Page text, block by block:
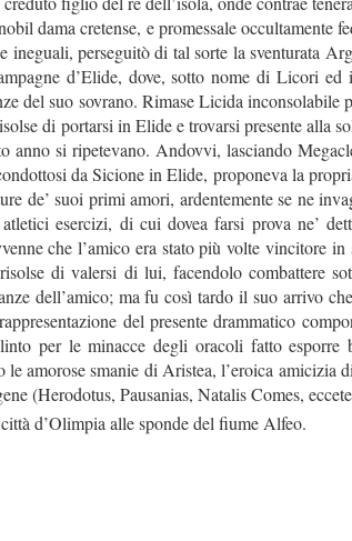
dama cretense, e promessale occultamente
perseguitò di tal sorte la sventurata
d’Elide, dove, sotto nome di Licori
del suo sovrano. Rimase Licida inconsolabile
di portarsi in Elide e trovarsi presente alla
si ripetevano. Andovvi, lasciando
da Sicione in Elide, proponeva la
de’ suoi primi amori, ardentemente se ne
esercizi, di cui dovea farsi prova ne’
che l’amico era stato più volte vincitore
di valersi di lui, facendolo combattere
dell’amico; ma fu così tardo il suo arrivo
del presente drammatico
per le minacce degli oracoli fatto esporre
amorose smanie di Aristea, l’eroica amicizia
(Herodotus, Pausanias, Natalis Comes,
d’Olimpia alle sponde del fiume Alfeo.